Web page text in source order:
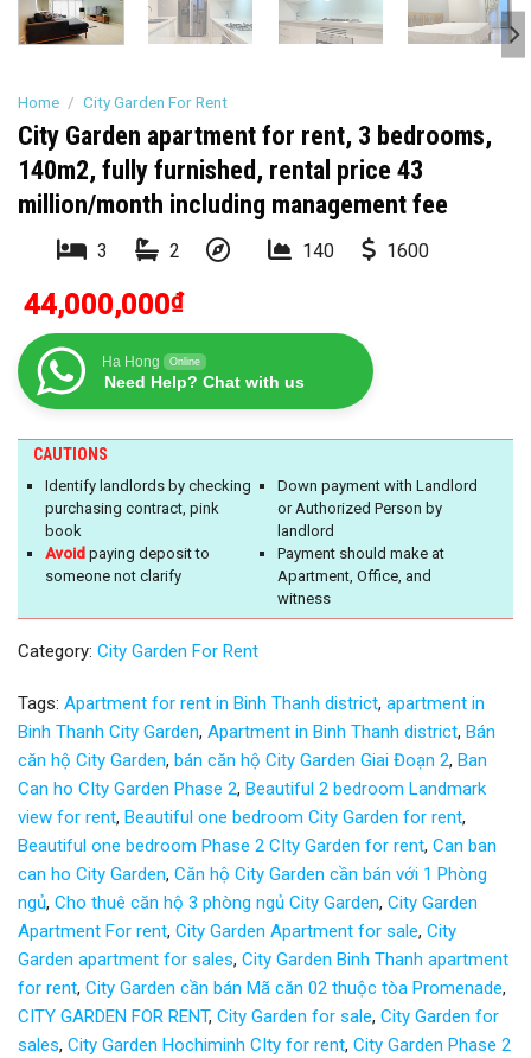
Home / City Garden For Rent
City Garden apartment for rent, 3 bedrooms,
140m2, fully furnished, rental price 43
million/month including management fee
3 2 140 1600
44,000,000₫
Ha Hong Online
Need Help? Chat with us
CAUTIONS
Identify landlords by checking
purchasing contract, pink
book
Down payment with Landlord
or Authorized Person by
landlord
Avoid paying deposit to
someone not clarify
Payment should make at
Apartment, Office, and
witness
Category: City Garden For Rent
Tags: Apartment for rent in Binh Thanh district, apartment in
Binh Thanh City Garden, Apartment in Binh Thanh district, Bán
căn hộ City Garden, bán căn hộ City Garden Giai Đoạn 2, Ban
Can ho CIty Garden Phase 2, Beautiful 2 bedroom Landmark
view for rent, Beautiful one bedroom City Garden for rent,
Beautiful one bedroom Phase 2 CIty Garden for rent, Can ban
can ho City Garden, Căn hộ City Garden cần bán với 1 Phòng
ngủ, Cho thuê căn hộ 3 phòng ngủ City Garden, City Garden
Apartment For rent, City Garden Apartment for sale, City
Garden apartment for sales, City Garden Binh Thanh apartment
for rent, City Garden cần bán Mã căn 02 thuộc tòa Promenade,
CITY GARDEN FOR RENT, City Garden for sale, City Garden for
sales, City Garden Hochiminh CIty for rent, City Garden Phase 2